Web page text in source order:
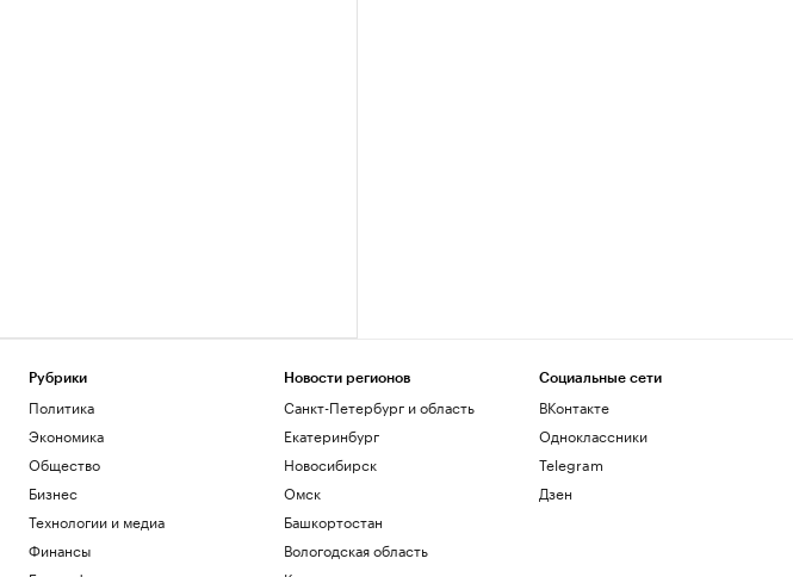
Рубрики
Политика
Экономика
Общество
Бизнес
Технологии и медиа
Финансы
Новости регионов
Санкт-Петербург и область
Екатеринбург
Новосибирск
Омск
Башкортостан
Вологодская область
Социальные сети
ВКонтакте
Одноклассники
Telegram
Дзен